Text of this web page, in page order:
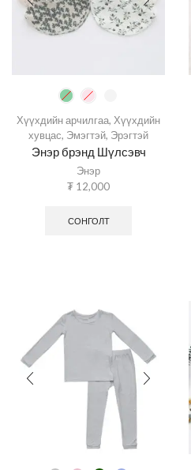
Хүүхдийн арчилгаа, Хүүхдийн
хувцас, Эмэгтэй, Эрэгтэй
Энэр брэнд Шүлсэвч
Энэр
₮ 12,000
СОНГОЛТ